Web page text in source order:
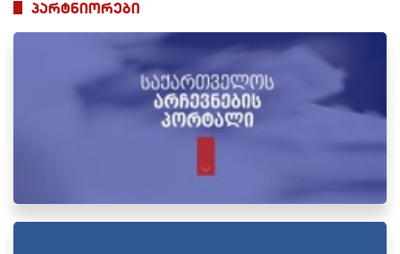
პარტნიორები